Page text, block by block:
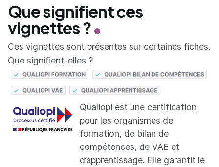
Que signifient ces
vignettes ?
Ces vignettes sont présentes sur certaines fiches.
Que signifient-elles ?
Qualiopi est une certification
pour les organismes de
formation, de bilan de
compétences, de VAE et
d’apprentissage. Elle garantit le